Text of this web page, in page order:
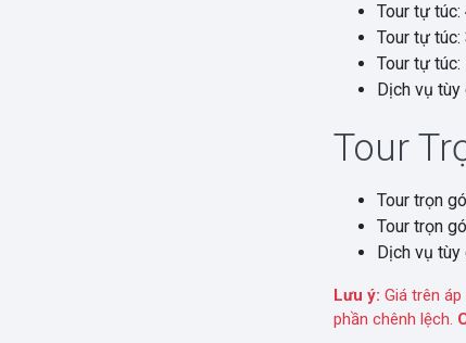
Tour tự túc:
Tour tự túc:
Tour tự túc:
Dịch vụ tùy
Tour
Tour trọn
Tour trọn
Dịch vụ tùy
Lưu ý: Giá trên
phần chênh lệch.